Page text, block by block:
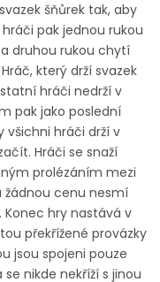
šňůrek tak, aby
pak jednou rukou
druhou rukou chytí
který drží svazek
hráči nedrží v
pak jako poslední
všichni hráči drží v
Hráči se snaží
prolézáním mezi
žádnou cenu nesmí
Konec hry nastává v
překřížené provázky
jsou spojeni pouze
nikde nekříží s jinou